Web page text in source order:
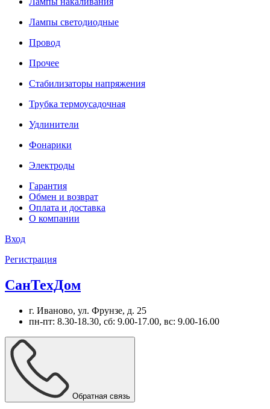
Лампы светодиодные
Провод
Прочее
Стабилизаторы напряжения
Трубка термоусадочная
Удлинители
Фонарики
Электроды
Гарантия
Обмен и возврат
Оплата и доставка
О компании
Вход
Регистрация
СанТехДом
г. Иваново, ул. Фрунзе, д. 25
пн-пт: 8.30-18.30, сб: 9.00-17.00, вс: 9.00-16.00
Обратная связь